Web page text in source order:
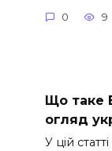
0 9
Що таке
огляд
У цій